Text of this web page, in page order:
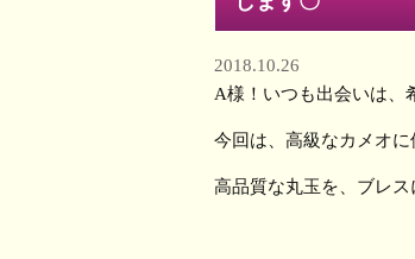
2018.10.26
A様！いつも出会いは、
今回は、高級なカメオ
高品質な丸玉を、ブレス